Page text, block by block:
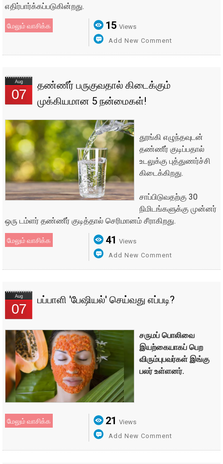
எதிர்பார்க்கப்படுகின்றது.
மேலும் வாசிக்க 15 Views
Add New Comment
Aug
07
தண்ணீர் பருகுவதால் கிடைக்கும்
முக்கியமான 5 நன்மைகள்!
தூங்கி எழுந்தவுடன்
தண்ணீர் குடிப்பதால்
உடலுக்கு புத்துணர்ச்சி
கிடைக்கிறது.
சாப்பிடுவதற்கு 30
நிமிடங்களுக்கு முன்னர்
ஒரு டம்ளர் தண்ணீர் குடித்தால் செரிமானம் சீராகிறது.
மேலும் வாசிக்க 41 Views
Add New Comment
Aug
07
பப்பாளி 'பேஷியல்' செய்வது எப்படி?
சருமப் பொலிவை
இயற்கையாகப் பெற
விரும்புபவர்கள் இங்கு
பலர் உள்ளனர்.
மேலும் வாசிக்க 21 Views
Add New Comment